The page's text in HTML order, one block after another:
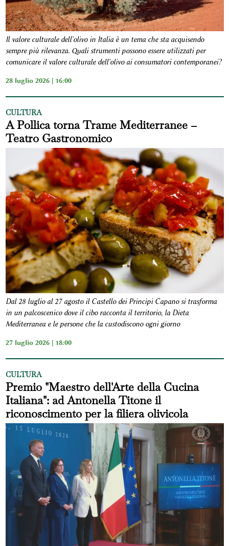
Il valore culturale dell'olivo in Italia è un tema che sta acquisendo
sempre più rilevanza. Quali strumenti possono essere utilizzati per
comunicare il valore culturale dell'olivo ai consumatori contemporanei?
28 luglio 2026 | 16:00
CULTURA
A Pollica torna Trame Mediterranee –
Teatro Gastronomico
Dal 28 luglio al 27 agosto il Castello dei Principi Capano si trasforma
in un palcoscenico dove il cibo racconta il territorio, la Dieta
Mediterranea e le persone che la custodiscono ogni giorno
27 luglio 2026 | 18:00
CULTURA
Premio "Maestro dell'Arte della Cucina
Italiana": ad Antonella Titone il
riconoscimento per la filiera olivicola